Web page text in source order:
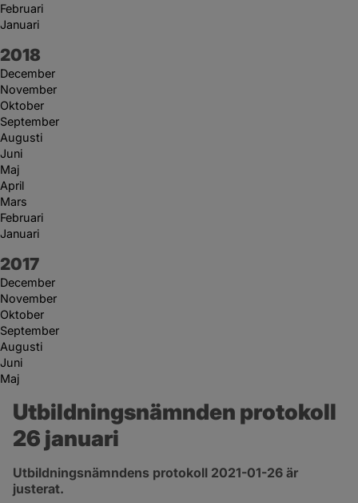
Februari
Januari
År:
2018
December
November
Oktober
September
Augusti
Juni
Maj
April
Mars
Februari
Januari
År:
2017
December
November
Oktober
September
Augusti
Juni
Maj
Utbildningsnämnden protokoll
26 januari
Utbildningsnämndens protokoll 2021-01-26 är
justerat.